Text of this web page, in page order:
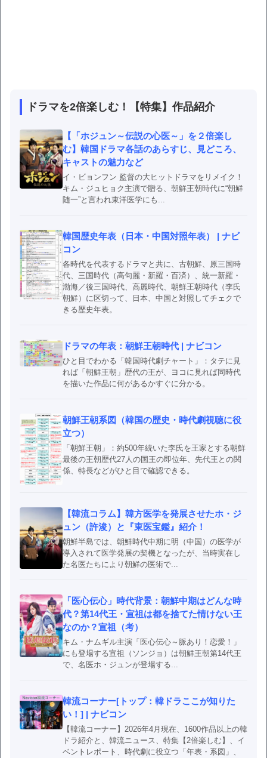
ドラマを2倍楽しむ！【特集】作品紹介
【「ホジュン～伝説の心医～」を２倍楽し
む】韓国ドラマ各話のあらすじ、見どころ、
キャストの魅力など
イ・ビョンフン 監督の大ヒットドラマをリメイク！
キム・ジュヒョク主演で贈る、朝鮮王朝時代に“朝鮮
随一”と言われ東洋医学にも...
韓国歴史年表（日本・中国対照年表） | ナビ
コン
各時代を代表するドラマと共に、古朝鮮、原三国時
代、三国時代（高句麗・新羅・百済）、統一新羅・
渤海／後三国時代、高麗時代、朝鮮王朝時代（李氏
朝鮮）に区切って、日本、中国と対照してチェクで
きる歴史年表。
ドラマの年表：朝鮮王朝時代 | ナビコン
ひと目でわかる「韓国時代劇チャート」：タテに見
れば「朝鮮王朝」歴代の王が、ヨコに見れば同時代
を描いた作品に何があるかすぐに分かる。
朝鮮王朝系図（韓国の歴史・時代劇視聴に役
立つ）
「朝鮮王朝」：約500年続いた李氏を王家とする朝鮮
最後の王朝歴代27人の国王の即位年、先代王との関
係、特長などがひと目で確認できる。
【韓流コラム】韓方医学を発展させたホ・ジ
ュン（許浚）と『東医宝鑑』紹介！
朝鮮半島では、朝鮮時代中期に明（中国）の医学が
導入されて医学発展の契機となったが、当時実在し
た名医たちにより朝鮮の医術で...
「医心伝心」時代背景：朝鮮中期はどんな時
代？第14代王・宣祖は都を捨てた情けない王
なのか？宣祖（考）
キム・ナムギル主演「医心伝心～脈あり！恋愛！」
にも登場する宣祖（ソンジョ）は朝鮮王朝第14代王
で、名医ホ・ジュンが登場する...
韓流コーナー[トップ：韓ドラここが知りた
い！] | ナビコン
【韓流コーナー】2026年4月現在、1600作品以上の韓
ドラ紹介と、韓流ニュース、特集【2倍楽しむ】、イ
ベントレポート、時代劇に役立つ「年表・系図」、